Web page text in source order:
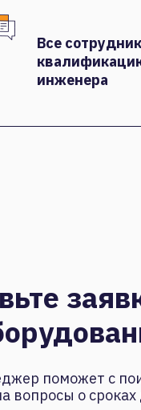
Все
инженера
поможет с
вопросы о сроках